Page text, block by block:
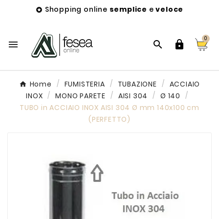
 Shopping online semplice eveloce
  
0
Home FUMISTERIA TUBAZIONE
ACCIAIO
INOX
MONO PARETE AISI 304
Ø 140
TUBO in ACCIAIO INOX AISI 304 Ø mm 140x100 cm
(PERFETTO)